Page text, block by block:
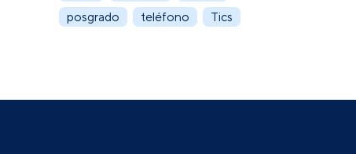
posgrado
teléfono Tics